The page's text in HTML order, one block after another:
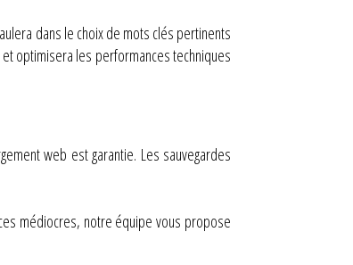
dans le choix de mots clés pertinents
optimisera les performances techniques
web est garantie. Les sauvegardes
médiocres, notre équipe vous propose